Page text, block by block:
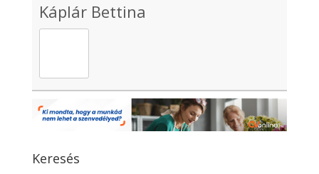
Káplár Bettina
Keresés